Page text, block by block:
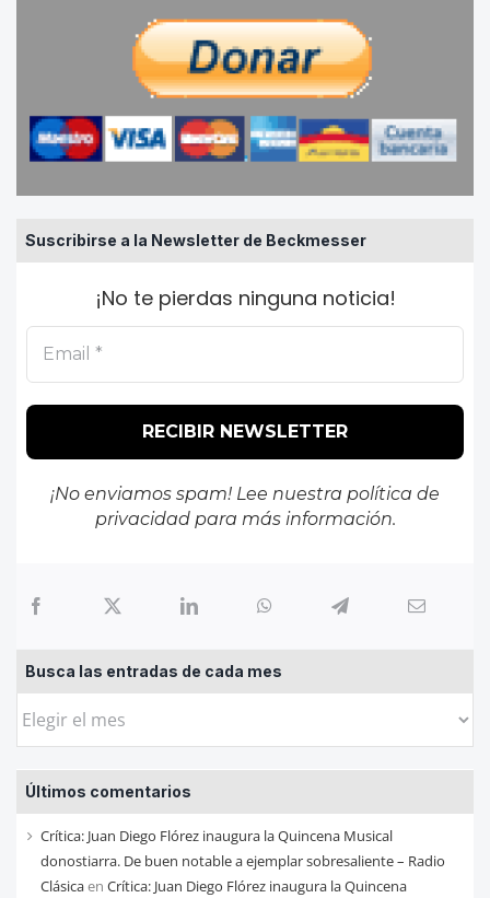
Suscribirse a la Newsletter de Beckmesser
¡No te pierdas ninguna noticia!
¡No enviamos spam! Lee nuestra política de
privacidadpara más información.
Busca las entradas de cada mes
Busca
entradas
de
cada
mes
Últimos comentarios
Crítica: Juan Diego Flórez inaugura la Quincena Musical
donostiarra. De buen notable a ejemplar sobresaliente – Radio
Clásicaen Crítica: Juan Diego Flórez inaugura la Quincena